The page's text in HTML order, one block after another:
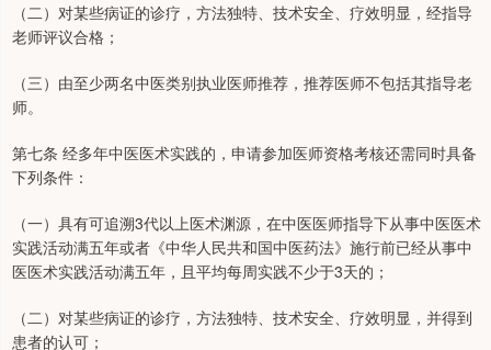
（二）对某些病证的诊疗，方法独特、技术安全、疗效明显，经指导
老师评议合格；
（三）由至少两名中医类别执业医师推荐，推荐医师不包括其指导老
师。
第七条 经多年中医医术实践的，申请参加医师资格考核还需同时具备
下列条件：
（一）具有可追溯3代以上医术渊源，在中医医师指导下从事中医医术
实践活动满五年或者《中华人民共和国中医药法》施行前已经从事中
医医术实践活动满五年，且平均每周实践不少于3天的；
（二）对某些病证的诊疗，方法独特、技术安全、疗效明显，并得到
患者的认可；